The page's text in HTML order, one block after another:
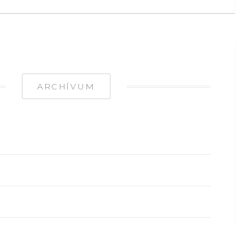
ARCHÍVUM